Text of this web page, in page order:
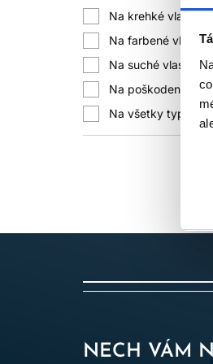
vlasypri
Farba a
Kučery
alebo
Na krehké vlasy
Na farbené vlasy
Na suché vlasy
Na poškodené
Na všetky typy
NECH VÁM